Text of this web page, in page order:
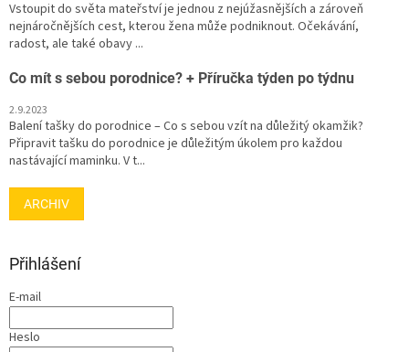
Vstoupit do světa mateřství je jednou z nejúžasnějších a zároveň
nejnáročnějších cest, kterou žena může podniknout. Očekávání,
radost, ale také obavy ...
Co mít s sebou porodnice? + Příručka týden po týdnu
2.9.2023
Balení tašky do porodnice – Co s sebou vzít na důležitý okamžik?
Připravit tašku do porodnice je důležitým úkolem pro každou
nastávající maminku. V t...
ARCHIV
Přihlášení
E-mail
Heslo